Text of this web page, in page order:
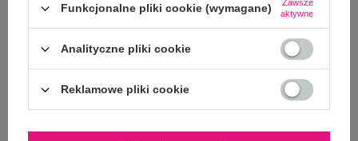
WYSYŁKA I DOSTAWA
ZWROTY I REKLAMACJE
Funkcjonalne pliki cookie (wymagane)
Zawsze
aktywne
Analityczne pliki cookie
Reklamowe pliki cookie